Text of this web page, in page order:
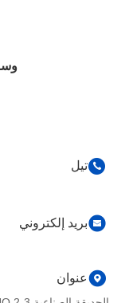
تيل
بريد إلكتروني
عنوان